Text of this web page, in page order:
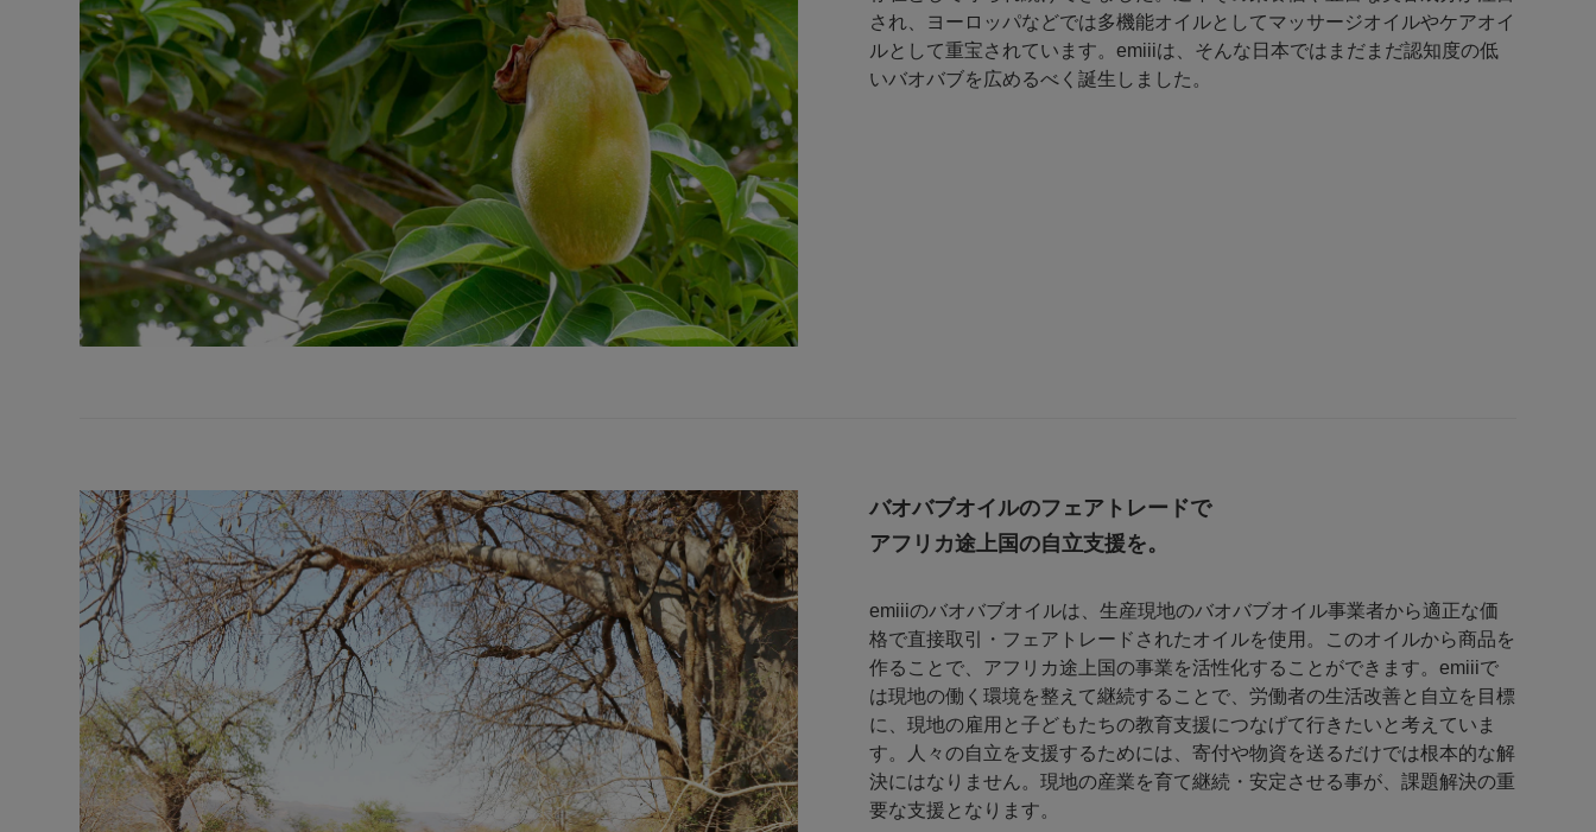
され、ヨーロッパなどでは多機能オイルとしてマッサージオイルやケアオイ
ルとして重宝されています。emiiiは、そんな日本ではまだまだ認知度の低
いバオバブを広めるべく誕生しました。
バオバブオイルのフェアトレードで
アフリカ途上国の自立支援を。
emiiiのバオバブオイルは、生産現地のバオバブオイル事業者から適正な価
格で直接取引・フェアトレードされたオイルを使用。このオイルから商品を
作ることで、アフリカ途上国の事業を活性化することができます。emiiiで
は現地の働く環境を整えて継続することで、労働者の生活改善と自立を目標
に、現地の雇用と子どもたちの教育支援につなげて行きたいと考えていま
す。人々の自立を支援するためには、寄付や物資を送るだけでは根本的な解
決にはなりません。現地の産業を育て継続・安定させる事が、課題解決の重
要な支援となります。